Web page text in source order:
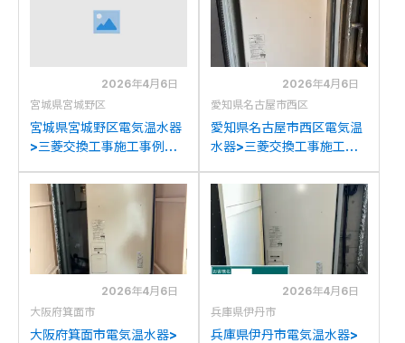
2026年4月6日
宮城県宮城野区
宮城県宮城野区電気温水器
>三菱交換工事施工事例：
から三菱SRT-J46WDM5
への交換
2026年4月6日
愛知県名古屋市西区
愛知県名古屋市西区電気温
水器>三菱交換工事施工事
2TFB465RAUから三菱
SRT-J46WDM5への交換
2026年4月6日
大阪府箕面市
大阪府箕面市電気温水器>
2026年4月6日
兵庫県伊丹市
兵庫県伊丹市電気温水器>